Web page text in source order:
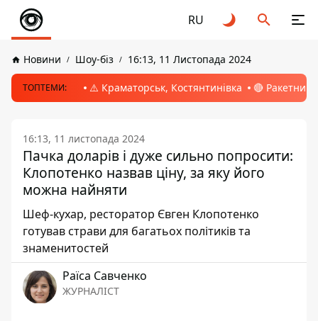
RU
Новини Шоу-біз 16:13, 11 Листопада 2024
ТОПТЕМИ: ⚠️ Краматорськ, Костянтинівка 🔴 Ракетний
16:13, 11 листопада 2024
Пачка доларів і дуже сильно попросити:
Клопотенко назвав ціну, за яку його
можна найняти
Шеф-кухар, ресторатор Євген Клопотенко
готував страви для багатьох політиків та
знаменитостей
Раїса Савченко
ЖУРНАЛІСТ